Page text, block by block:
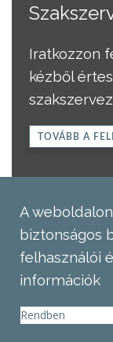
Iratkozzon
kézből
TOVÁBB A
A
biztonságos
felhasználói
információk
Rendben